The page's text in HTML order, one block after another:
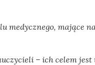
medycznego, mające
– ich celem jest